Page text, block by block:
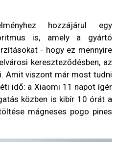
hozzájárul egy
is, amely a gyártó
- hogy ez mennyire
kereszteződésben, az
Amit viszont már most tudni
idő: a Xiaomi 11 napot ígér
közben is kibír 10 órát a
mágneses pogo pines